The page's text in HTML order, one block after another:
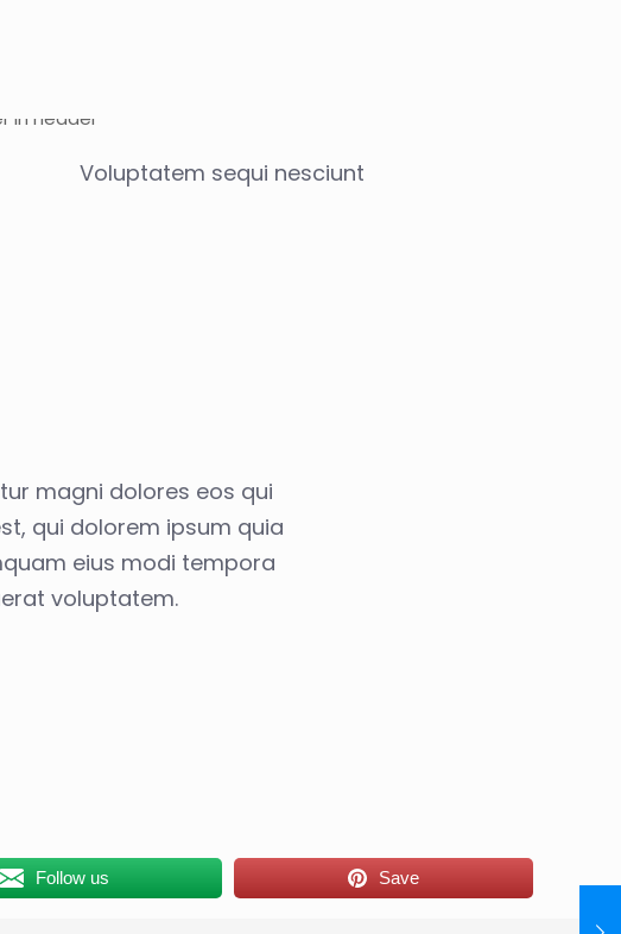
Voluptatem sequi nesciunt
magni dolores eos qui
qui dolorem ipsum quia
eius modi tempora
voluptatem.
Follow us Save